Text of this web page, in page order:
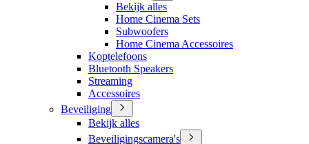
Bekijk alles
Home Cinema Sets
Subwoofers
Home Cinema Accessoires
Koptelefoons
Bluetooth Speakers
Streaming
Accessoires
Beveiliging
Bekijk alles
Beveiligingscamera's